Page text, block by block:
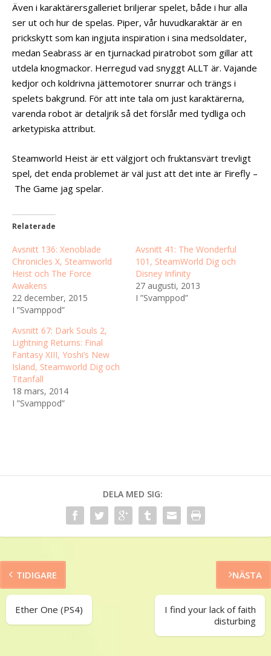
Även i karaktärersgalleriet briljerar spelet, både i hur alla
ser ut och hur de spelas. Piper, vår huvudkaraktär är en
prickskytt som kan ingjuta inspiration i sina medsoldater,
medan Seabrass är en tjurnackad piratrobot som gillar att
utdela knogmackor. Herregud vad snyggt ALLT är. Vajande
kedjor och koldrivna jättemotorer snurrar och trängs i
spelets bakgrund. För att inte tala om just karaktärerna,
varenda robot är detaljrik så det förslår med tydliga och
arketypiska attribut.
Steamworld Heist är ett välgjort och fruktansvärt trevligt
spel, det enda problemet är väl just att det inte är Firefly –
The Game jag spelar.
Relaterade
Avsnitt 136: Xenoblade
Chronicles X, Steamworld
Heist och The Force
Awakens
22 december, 2015
I ”Svamppod”
Avsnitt 41: The Wonderful
101, SteamWorld Dig och
Disney Infinity
27 augusti, 2013
I ”Svamppod”
Avsnitt 67: Dark Souls 2,
Lightning Returns: Final
Fantasy XIII, Yoshi’s New
Island, Steamworld Dig och
Titanfall
18 mars, 2014
I ”Svamppod”
DELA MED SIG:
TIDIGARE
Ether One (PS4)
NÄSTA
I find your lack of faith
disturbing